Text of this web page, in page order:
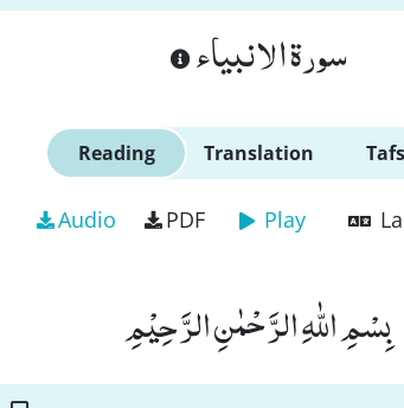
سورة الانبياء
Reading Translation
Audio PDF Play
بِسْمِ اللّٰهِ الرَّحْمٰنِ الرَّحِیْمِ